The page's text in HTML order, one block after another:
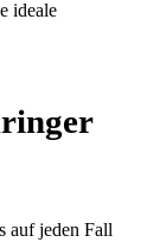
ideale
auf jeden Fall